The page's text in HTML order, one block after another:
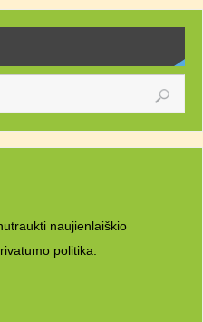
naujienlaiškio
politika.